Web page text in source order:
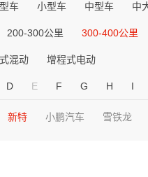
车 小型车 中型车 中
200-300公里 300-400公里
混动 增程式电动
D E F G H I
新特 小鹏汽车 雪铁龙